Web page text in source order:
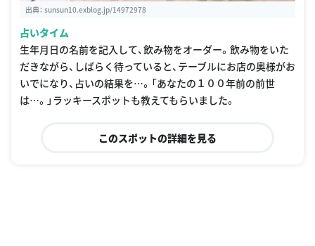
出典： sunsun10.exblog.jp/14972978
占いタイム
生年月日の名前を記入して、飲み物をオーダー。飲み物をいた
だきながら、しばらく待っていると、テーブルにお店の奥様がお
いでになり、占いの結果を…。「あなたの１００年前の前世
は…。」ラッキースポットも教えてもらいました。
このスポットの詳細を見る